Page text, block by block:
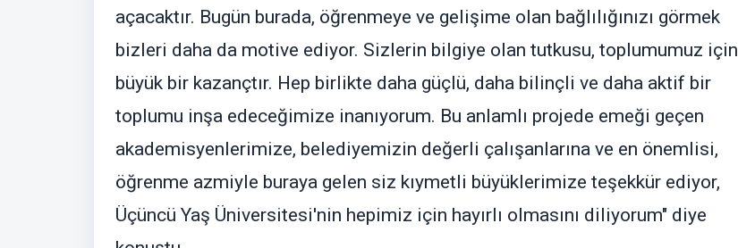
açacaktır. Bugün burada, öğrenmeye ve gelişime olan bağlılığınızı görmek
bizleri daha da motive ediyor. Sizlerin bilgiye olan tutkusu, toplumumuz için
büyük bir kazançtır. Hep birlikte daha güçlü, daha bilinçli ve daha aktif bir
toplumu inşa edeceğimize inanıyorum. Bu anlamlı projede emeği geçen
akademisyenlerimize, belediyemizin değerli çalışanlarına ve en önemlisi,
öğrenme azmiyle buraya gelen siz kıymetli büyüklerimize teşekkür ediyor,
Üçüncü Yaş Üniversitesi'nin hepimiz için hayırlı olmasını diliyorum" diye